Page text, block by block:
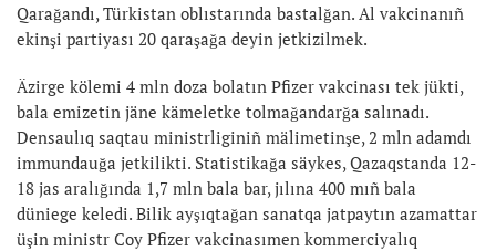
Qarağandı, Türkistan oblıstarında bastalğan. Al vakcinanıñ
ekinşi partiyası 20 qaraşağa deyin jetkizilmek.
Äzirge kölemi 4 mln doza bolatın Pfizer vakcinası tek jükti,
bala emizetin jäne kämeletke tolmağandarğa salınadı.
Densaulıq saqtau ministrliginiñ mälimetinşe, 2 mln adamdı
immundauğa jetkilikti. Statistikağa säykes, Qazaqstanda 12-
18 jas aralığında 1,7 mln bala bar, jılına 400 mıñ bala
düniege keledi. Bilik ayşıqtağan sanatqa jatpaytın azamattar
üşin ministr Coy Pfizer vakcinasımen kommerciyalıq